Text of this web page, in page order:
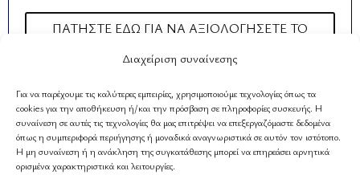
Διαχείριση συναίνεσης
Για να παρέχουμε τις καλύτερες εμπειρίες, χρησιμοποιούμε τεχνολογίες όπως τα
cookies για την αποθήκευση ή/και την πρόσβαση σε πληροφορίες συσκευής. Η
συναίνεση σε αυτές τις τεχνολογίες θα μας επιτρέψει να επεξεργαζόμαστε δεδομένα
όπως η συμπεριφορά περιήγησης ή μοναδικά αναγνωριστικά σε αυτόν τον ιστότοπο.
Η μη συναίνεση ή η ανάκληση της συγκατάθεσης μπορεί να επηρεάσει αρνητικά
ορισμένα χαρακτηριστικά και λειτουργίες.
ΠΑΤΉΣΤΕ ΕΔΏ ΓΙΑ ΝΑ ΑΞΙΟΛΟΓΉΣΕΤΕ ΤΟ
ΧΡΗΣΙΜΟΙ ΣΥΝΔΕΣΜΟΙ
Η Εταιρεία